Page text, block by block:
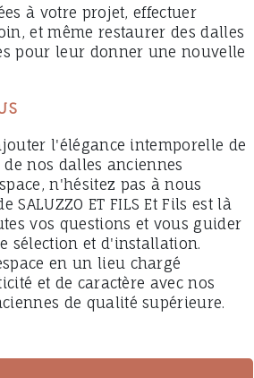
à votre projet, effectuer
et même restaurer des dalles
pour leur donner une nouvelle
l'élégance intemporelle de
nos dalles anciennes
n'hésitez pas à nous
SALUZZO ET FILS Et Fils est là
vos questions et vous guider
sélection et d'installation.
en un lieu chargé
et de caractère avec nos
de qualité supérieure.